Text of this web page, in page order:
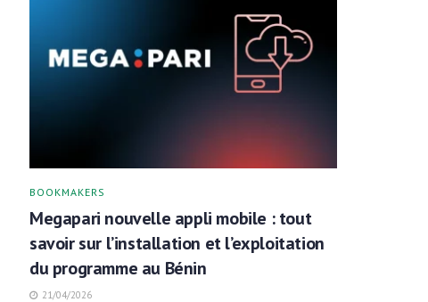
BOOKMAKERS
Megapari nouvelle appli mobile : tout
savoir sur l’installation et l’exploitation
du programme au Bénin
21/04/2026